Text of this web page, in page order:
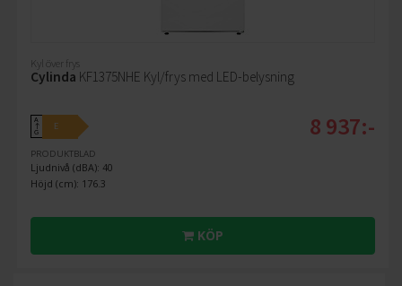
Kyl över frys
Cylinda KF1375NHE Kyl/frys med LED-belysning
A
↑
G
E
PRODUKTBLAD
Ljudnivå (dBA): 40
Höjd (cm): 176.3
8 937:-
KÖP